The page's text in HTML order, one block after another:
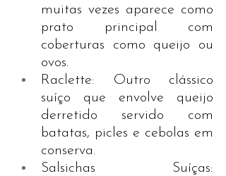
muitas vezes aparece como
prato principal com
coberturas como queijo ou
ovos.
Raclette: Outro clássico
suíço que envolve queijo
derretido servido com
batatas, picles e cebolas em
conserva.
Salsichas Suíças: